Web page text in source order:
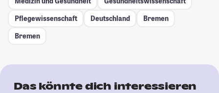
Pflegewissenschaft
Deutschland
Bremen
Bremen
Das könnte dich interessieren